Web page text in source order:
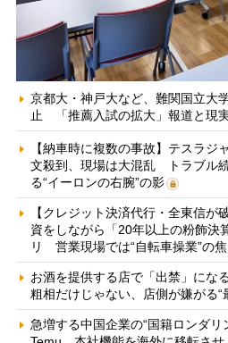
京都大・神戸大など、難関国立大
止 「推薦入試の拡大」報道と現
【納車時に複数の事故】テスラジ
文殺到、現場は大混乱 トラブル
る“イーロンの右腕”の影
【クレジット決済代行・全東信が
資をしながら「20年以上の粉飾決
リ 営業現場では“自転車操業”の
お酒を提供する店で「出禁」に
粗相だけじゃない、店側が嫌がる“
急増する中国企業の“国籍ロンダリ